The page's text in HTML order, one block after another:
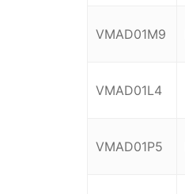
VMAD01M9
VMAD01L4
VMAD01P5